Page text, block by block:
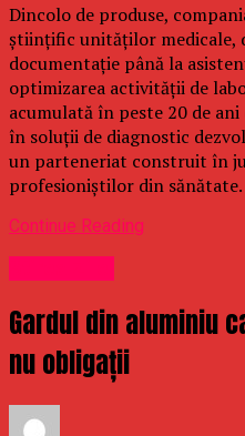
Dincolo de produse,
științific unităților medicale,
documentație până la
optimizarea activității de
acumulată în peste 20 de
în soluții de diagnostic
un parteneriat construit în
profesioniștilor din sănătate.
Continue Reading
Gardul din aluminiu
nu obligații